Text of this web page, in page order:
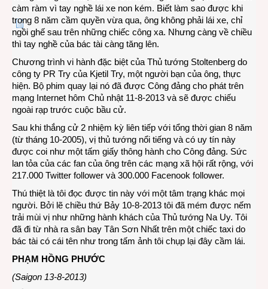
càm ràm vì tay nghề lái xe non kém. Biết làm sao được khi
trong 8 năm cầm quyền vừa qua, ông không phải lái xe, chỉ
ngồi ghế sau trên những chiếc công xa. Nhưng càng về chiều
thì tay nghề của bác tài càng tăng lên.
Chương trình vi hành đặc biệt của Thủ tướng Stoltenberg do
công ty PR Try của Kjetil Try, một người bạn của ông, thực
hiện. Bộ phim quay lại nó đã được Công đảng cho phát trên
mạng Internet hôm Chủ nhật 11-8-2013 và sẽ được chiếu
ngoài rạp trước cuộc bầu cử.
Sau khi thắng cử 2 nhiệm kỳ liên tiếp với tổng thời gian 8 năm
(từ tháng 10-2005), vị thủ tướng nổi tiếng và có uy tín này
được coi như một tấm giấy thông hành cho Công đảng. Sức
lan tỏa của các fan của ông trên các mạng xã hội rất rộng, với
217.000 Twitter follower và 300.000 Facenook follower.
Thú thiệt là tôi đọc được tin này với một tâm trạng khác mọi
người. Bởi lẽ chiều thứ Bảy 10-8-2013 tôi đã mém được nếm
trải mùi vị như những hành khách của Thủ tướng Na Uy. Tôi
đã đi từ nhà ra sân bay Tân Sơn Nhất trên một chiếc taxi do
bác tài có cái tên như trong tấm ảnh tôi chụp lại đây cầm lái.
PHẠM HỒNG PHƯỚC
(Saigon 13-8-2013)